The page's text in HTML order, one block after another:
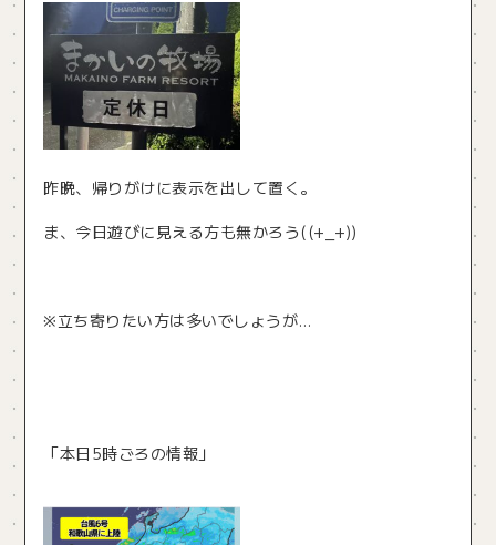
昨晩、帰りがけに表示を出して置く。
ま、今日遊びに見える方も無かろう((+_+))
※立ち寄りたい方は多いでしょうが…
「本日5時ごろの情報」